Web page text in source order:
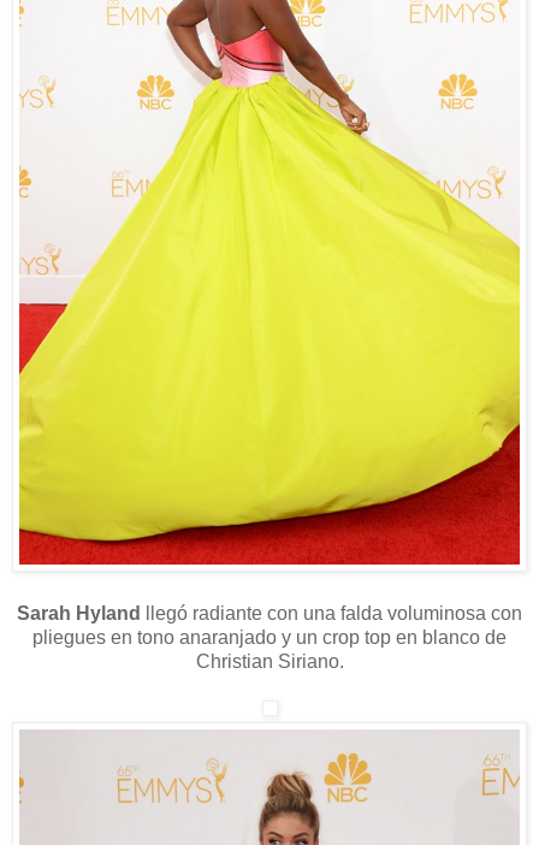
Sarah Hyland llegó radiante con una falda voluminosa con
pliegues en tono anaranjado y un crop top en blanco de
Christian Siriano.